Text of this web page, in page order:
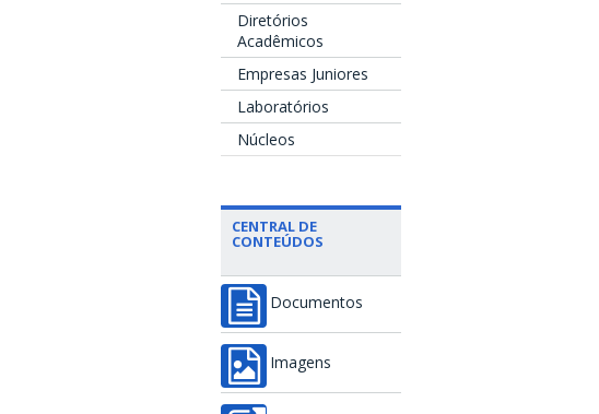
Diretórios
Acadêmicos
Empresas Juniores
Laboratórios
Núcleos
CENTRAL DE
CONTEÚDOS
Documentos
Imagens